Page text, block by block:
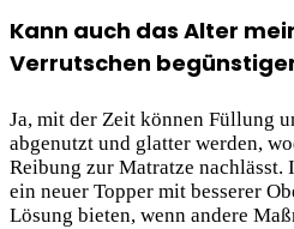
Kann auch das Alter
Verrutschen
Ja, mit der Zeit können Füllung
abgenutzt und glatter werden,
Reibung zur Matratze nachlässt.
ein neuer Topper mit besserer
Lösung bieten, wenn andere